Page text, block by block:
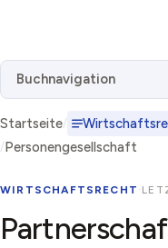
Buchnavigation
Startseite
Personengesellschaft
WIRTSCHAFTSRECHT ·